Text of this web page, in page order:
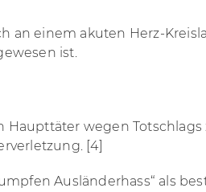
an einem akuten Herz-
ist.
wegen
[4]
Ausländerhass“ als